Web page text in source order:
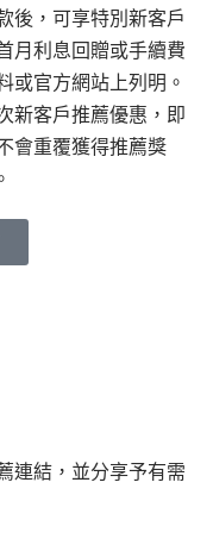
後，可享特別新客戶
月利息回贈或手續費
或官方網站上列明。
新客戶推薦優惠，即
會重覆獲得推薦獎
連結，並分享予有需